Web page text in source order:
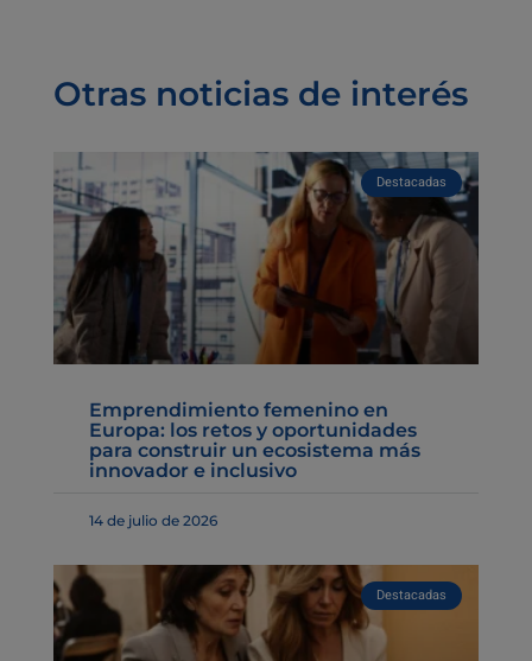
Otras noticias de interés
Destacadas
Emprendimiento femenino en
Europa: los retos y oportunidades
para construir un ecosistema más
innovador e inclusivo
14 de julio de 2026
Destacadas